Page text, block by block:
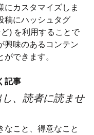
にカスタマイズしま
稿にハッシュタグ
) を利用することで
興味のあるコンテン
できます。
記事
、読者に読ませ
なこと、得意なこと